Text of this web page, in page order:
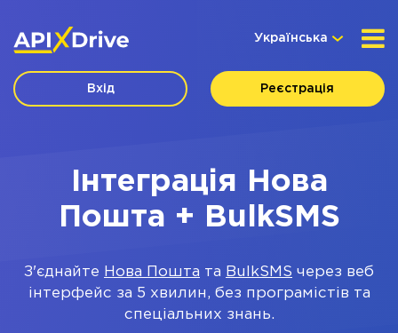
Українська
Вхід Реєстрація
Інтеграція Нова
Пошта + BulkSMS
З'єднайте Нова Пошта та BulkSMS через веб
інтерфейс за 5 хвилин, без програмістів та
спеціальних знань.